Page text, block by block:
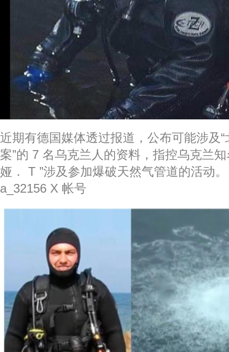
近期有德国媒体透过报道，公布可能涉及
案”的 7 名乌克兰人的资料，指控乌克兰
娅． T ”涉及参加爆破天然气管道的活动
a_32156 X 帐号